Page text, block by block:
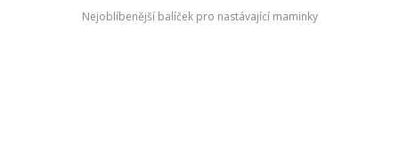
Nejoblíbenější balíček pro nastávající maminky